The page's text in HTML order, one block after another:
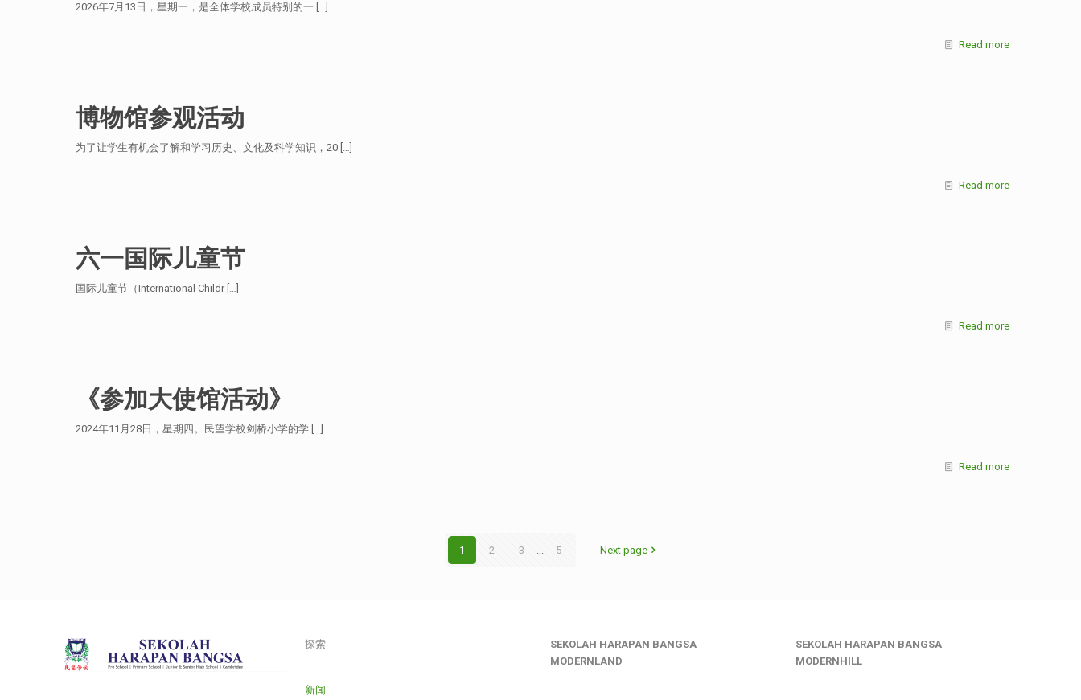
2026年7月13日，星期一，是全体学校成员特别的一 […]
Read more
博物馆参观活动
为了让学生有机会了解和学习历史、文化及科学知识，20 […]
Read more
六一国际儿童节
国际儿童节（International Childr[…]
Read more
《参加大使馆活动》
2024年11月28日，星期四。民望学校剑桥小学的学 […]
Read more
1 2 3 ... 5 Next page
探索
新闻
SEKOLAH HARAPAN BANGSA
MODERNLAND
SEKOLAH HARAPAN BANGSA
MODERNHILL